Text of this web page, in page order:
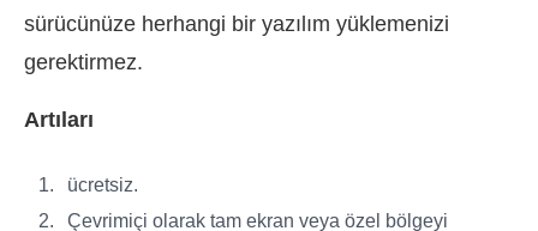
sürücünüze herhangi bir yazılım yüklemenizi
gerektirmez.
Artıları
ücretsiz.
Çevrimiçi olarak tam ekran veya özel bölgeyi